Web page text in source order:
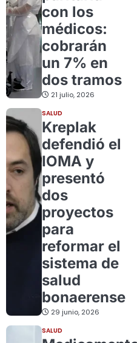
con los
médicos:
cobrarán
un 7% en
dos tramos
21 julio, 2026
SALUD
Kreplak
defendió el
IOMA y
presentó
dos
proyectos
para
reformar el
sistema de
salud
bonaerense
29 junio, 2026
SALUD